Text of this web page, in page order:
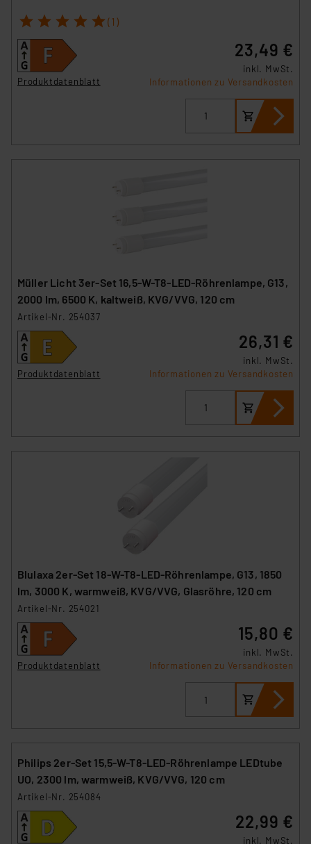
1 2 3 4 5 (1)
Produktdatenblatt
23,49 €
inkl. MwSt.
Informationen zu Versandkosten
Müller Licht 3er-Set 16,5-W-T8-LED-Röhrenlampe, G13,
2000 lm, 6500 K, kaltweiß, KVG/VVG, 120 cm
Artikel-Nr. 254037
Produktdatenblatt
26,31 €
inkl. MwSt.
Informationen zu Versandkosten
Blulaxa 2er-Set 18-W-T8-LED-Röhrenlampe, G13, 1850
lm, 3000 K, warmweiß, KVG/VVG, Glasröhre, 120 cm
Artikel-Nr. 254021
Produktdatenblatt
15,80 €
inkl. MwSt.
Informationen zu Versandkosten
Philips 2er-Set 15,5-W-T8-LED-Röhrenlampe LEDtube
UO, 2300 lm, warmweiß, KVG/VVG, 120 cm
Artikel-Nr. 254084
22,99 €
inkl. MwSt.